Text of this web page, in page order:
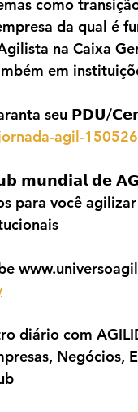
como
da qual é
na Caixa
em
seu 𝗣𝗗𝗨/
agil-150526
𝗺𝘂𝗻𝗱𝗶𝗮𝗹 𝗱𝗲
para você
com
Negócios,